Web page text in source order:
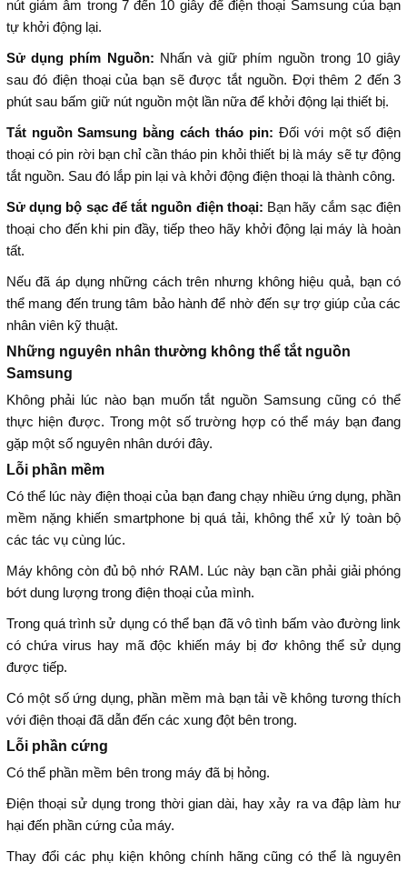
nút giảm âm trong 7 đến 10 giây để điện thoại Samsung của bạn
tự khởi động lại.
Sử dụng phím Nguồn: Nhấn và giữ phím nguồn trong 10 giây
sau đó điện thoại của bạn sẽ được tắt nguồn. Đợi thêm 2 đến 3
phút sau bấm giữ nút nguồn một lần nữa để khởi động lại thiết bị.
Tắt nguồn Samsung bằng cách tháo pin: Đối với một số điện
thoại có pin rời bạn chỉ cần tháo pin khỏi thiết bị là máy sẽ tự động
tắt nguồn. Sau đó lắp pin lại và khởi động điện thoại là thành công.
Sử dụng bộ sạc để tắt nguồn điện thoại: Bạn hãy cắm sạc điện
thoại cho đến khi pin đầy, tiếp theo hãy khởi động lại máy là hoàn
tất.
Nếu đã áp dụng những cách trên nhưng không hiệu quả, bạn có
thể mang đến trung tâm bảo hành để nhờ đến sự trợ giúp của các
nhân viên kỹ thuật.
Những nguyên nhân thường không thể tắt nguồn
Samsung
Không phải lúc nào bạn muốn tắt nguồn Samsung cũng có thể
thực hiện được. Trong một số trường hợp có thể máy bạn đang
gặp một số nguyên nhân dưới đây.
Lỗi phần mềm
Có thể lúc này điện thoại của bạn đang chạy nhiều ứng dụng, phần
mềm nặng khiến smartphone bị quá tải, không thể xử lý toàn bộ
các tác vụ cùng lúc.
Máy không còn đủ bộ nhớ RAM. Lúc này bạn cần phải giải phóng
bớt dung lượng trong điện thoại của mình.
Trong quá trình sử dụng có thể bạn đã vô tình bấm vào đường link
có chứa virus hay mã độc khiến máy bị đơ không thể sử dụng
được tiếp.
Có một số ứng dụng, phần mềm mà bạn tải về không tương thích
với điện thoại đã dẫn đến các xung đột bên trong.
Lỗi phần cứng
Có thể phần mềm bên trong máy đã bị hỏng.
Điện thoại sử dụng trong thời gian dài, hay xảy ra va đập làm hư
hại đến phần cứng của máy.
Thay đổi các phụ kiện không chính hãng cũng có thể là nguyên